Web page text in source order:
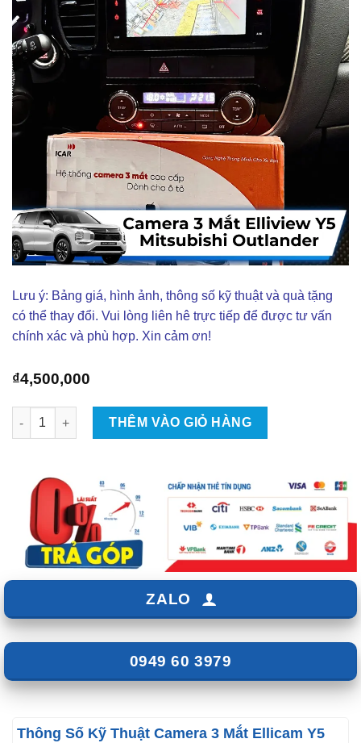
Lưu ý: Bảng giá, hình ảnh, thông số kỹ thuật và quà tặng
có thể thay đổi. Vui lòng liên hê trực tiếp để được tư vấn
chính xác và phù hợp. Xin cảm ơn!
₫4,500,000
Lắp Camera 3 Mắt Elliview Y5 Cho Xe Outlander số lượng
THÊM VÀO GIỎ HÀNG
ZALO
0949 60 3979
Thông Số Kỹ Thuật Camera 3 Mắt Ellicam Y5